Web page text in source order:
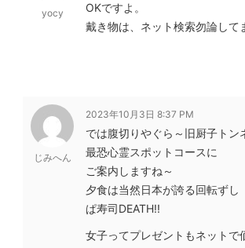
yocy
OKですよ。
戴き物は、ネット検索勿論して
じみへん
2023年10月3日 8:37 PM
では腹切りやぐら～旧厨子トン
最恐心霊スポットコースに
ご案内しますね～
夕食は当然日本が誇る回転ず
ぱ寿司DEATH!!
女子ってプレゼントもネットで